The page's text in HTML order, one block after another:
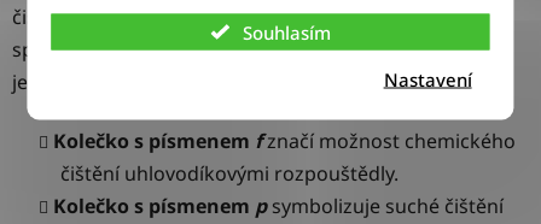
Souhlasím
Nastavení
čištění v domácnosti nevyužijete, protože je určený pro
specializované prádelny. Pro úplnost si ale uveďme
jednotlivé významy.
Kolečko s písmenem fznačí ​​možnost chemického
čištění uhlovodíkovými rozpouštědly.
Kolečko s písmenem psymbolizuje suché čištění